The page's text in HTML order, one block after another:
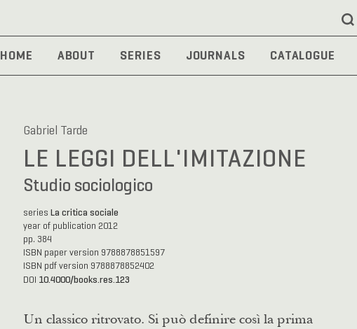
HOME ABOUT SERIES JOURNALS CATALOGUE
Gabriel Tarde
LE LEGGI DELL'IMITAZIONE
Studio sociologico
series La critica sociale
year of publication 2012
pp. 384
ISBN paper version 9788878851597
ISBN pdf version 9788878852402
DOI
10.4000/books.res.123
Un classico ritrovato. Si può definire così la prima